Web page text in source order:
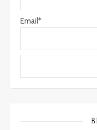
Email*